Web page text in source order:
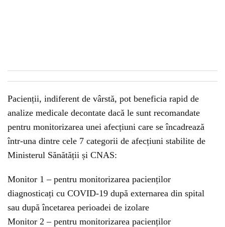
Pacienții, indiferent de vârstă, pot beneficia rapid de
analize medicale decontate dacă le sunt recomandate
pentru monitorizarea unei afecțiuni care se încadrează
într-una dintre cele 7 categorii de afecțiuni stabilite de
Ministerul Sănătății și CNAS:
Monitor 1 – pentru monitorizarea pacienților
diagnosticați cu COVID-19 după externarea din spital
sau după încetarea perioadei de izolare
Monitor 2 – pentru monitorizarea pacienților